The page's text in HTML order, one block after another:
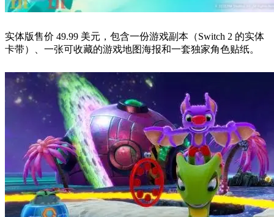
实体版售价 49.99 美元，包含一份游戏副本（Switch 2 的实体
卡带）、一张可收藏的游戏地图海报和一套独家角色贴纸。